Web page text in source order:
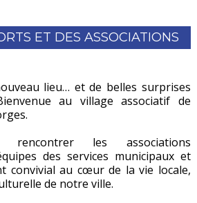
ET DES ASSOCIATIONS
lieu… et de belles surprises
au village associatif de
rencontrer les associations
des services municipaux et
convivial au cœur de la vie locale,
de notre ville.